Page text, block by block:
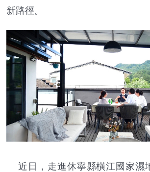
新路徑。
近日，走進休寧縣橫江國家濕